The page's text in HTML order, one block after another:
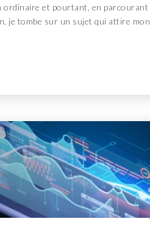
ordinaire et pourtant, en parcourant
je tombe sur un sujet qui attire mon